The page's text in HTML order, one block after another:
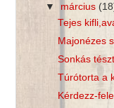
▼ március
Tejes
Majonézes
Sonkás
Túrótorta a
Kérdezz-